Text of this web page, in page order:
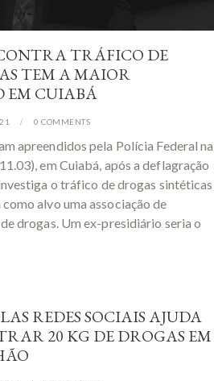
TRÁFICO DE
TEM A MAIOR
EM CUIABÁ
0 COMMENTS
apreendidos pela Polícia Federal na
em Cuiabá, após a deflagração
o tráfico de drogas sintéticas
alvo uma associação de
drogas. Um ex-presidiário seria o
REDES SOCIAIS AJUDA
20 KG DE DROGAS EM